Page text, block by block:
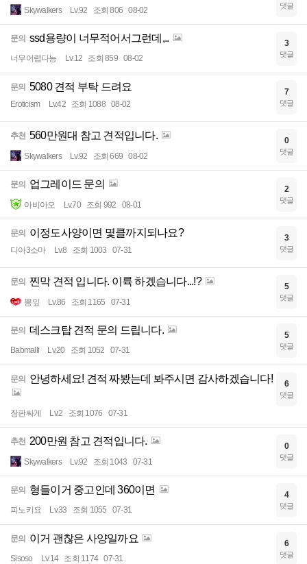
Skywalkers Lv.92 조회 806 08-02 댓글
문의 ssd용량이 너무적어서그런데,..
너무어렵다능 Lv.12 조회 859 08-02
3
댓글
문의 5080 견적 부탁 드려요
Eroticism Lv.42 조회 1088 08-02
7
댓글
추천 560만원대 참고 견적입니다.
Skywalkers Lv.92 조회 669 08-02
0
댓글
문의 업그레이드 문의
아비아오 Lv.70 조회 992 08-01
2
댓글
문의 이정도사양이면 몇클까지되나요?
디아3소마 Lv.8 조회 1003 07-31
3
댓글
문의 찐막 견적 입니다. 이륙 하겠습니다...!?
뽕잎 Lv.86 조회 1165 07-31
5
댓글
문의 데스크탑 견적 문의 드립니다.
Babmalli Lv.20 조회 1052 07-31
5
댓글
문의 안녕하세요! 견적 짜봤는데 봐주시면 감사하겠습니다!
장판싸게 Lv.2 조회 1076 07-31
6
댓글
추천 200만원 참고 견적입니다.
Skywalkers Lv.92 조회 1043 07-31
0
댓글
문의 형들이거 중고인데 360이면
피노키요 Lv.33 조회 1055 07-31
4
댓글
문의 이거 괜찮은 사양일까요
Sisoso Lv.14 조회 1174 07-31
6
댓글